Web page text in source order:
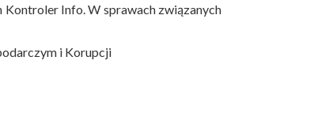
Kontroler Info. W sprawach związanych
i Korupcji